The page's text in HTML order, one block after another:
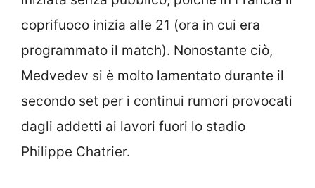
coprifuoco inizia alle 21 (ora in cui era
programmato il match). Nonostante ciò,
Medvedev si è molto lamentato durante il
secondo set per i continui rumori provocati
dagli addetti ai lavori fuori lo stadio
Philippe Chatrier.